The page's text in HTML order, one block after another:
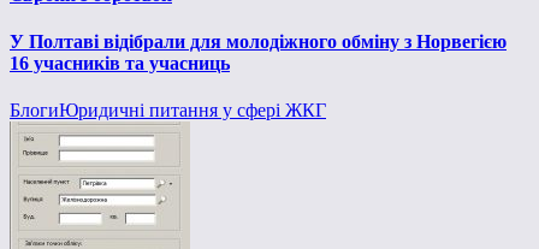
У Полтаві відібрали для молодіжного обміну з Норвегією
16 учасників та учасниць
БлогиЮридичні питання у сфері ЖКГ